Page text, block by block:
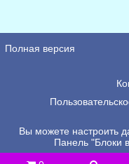
Полная версия
Вы можете настроить
Панель "Блоки